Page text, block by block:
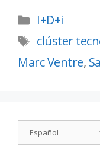
I+D+i
clúster
Marc Ventre,